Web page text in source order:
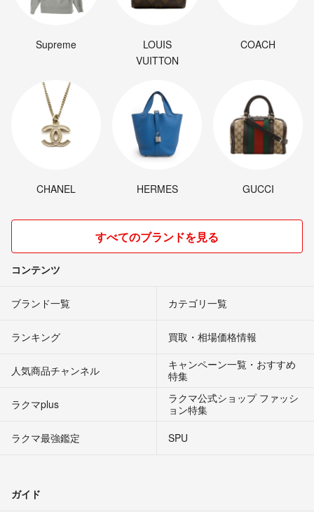
Supreme
LOUIS
VUITTON
COACH
CHANEL HERMES GUCCI
すべてのブランドを見る
コンテンツ
ブランド一覧 カテゴリ一覧
ランキング 買取・相場価格情報
人気商品チャンネル
キャンペーン一覧・おすすめ
特集
ラクマplus
ラクマ公式ショップ ファッシ
ョン特集
ラクマ最強鑑定
SPU
ガイド